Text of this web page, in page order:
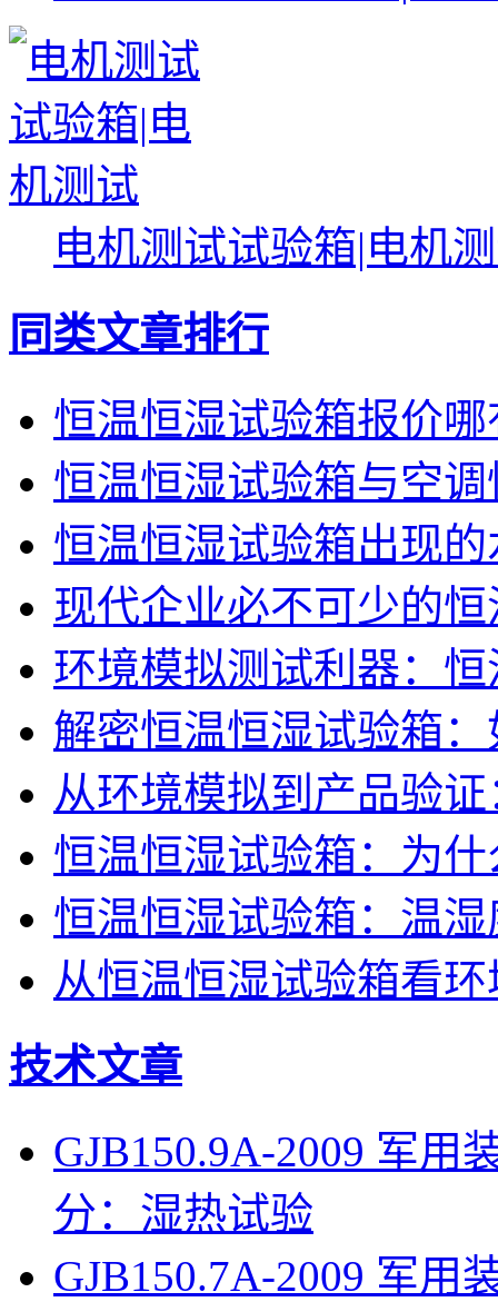
电机测试试验箱|电机
同类文章排行
恒温恒湿试验箱报价
恒温恒湿试验箱与空
恒温恒湿试验箱出现
现代企业必不可少的
环境模拟测试利器：
解密恒温恒湿试验箱
从环境模拟到产品验
恒温恒湿试验箱：为
恒温恒湿试验箱：温
从恒温恒湿试验箱看
技术文章
GJB150.9A-2009 军用
分：湿热试验
GJB150.7A-2009 军用